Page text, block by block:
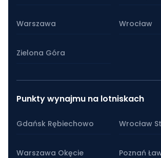
Warszawa Wrocław
Zielona Góra
Punkty wynajmu na lotniskach
Gdańsk Rębiechowo Wrocław
Warszawa Okęcie Poznań